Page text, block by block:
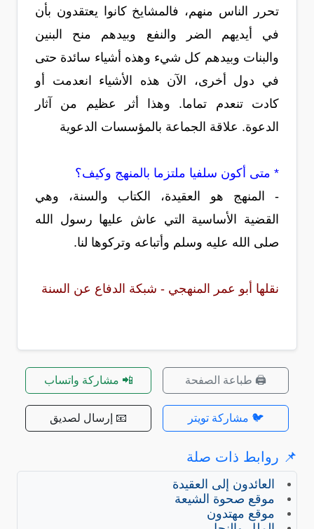
تحرر الناس منهم، فالمشايخ كانوا يعتقدون بأن
في أيديهم الضر والنفع وبيدهم منح البنين
والبنات وبيدهم كل شيء وهذه أشياء سائدة حتى
في دول أخرى، الآن هذه الأشياء انعدمت أو
كادت تنعدم تماما. وهذا أثر عظيم من آثار
الدعوة. علاقة الجماعة بالمؤسسات الدعوية
* متى أكون سلفيا ملتزما بالمنهج وكيف؟
- المنهج هو العقيدة، الكتاب والسنة، وهي
القضية الأساسية التي عاش عليها رسول الله
صلى الله عليه وسلم وأتباعه وتركوها لنا.
نقلها أبو عمر المنهجي - شبكة الدفاع عن السنة
🖨️ طباعة الصفحة 📲 مشاركة واتساب
🐦 مشاركة تويتر 📧 إرسال لصديق
📌 روابط ذات صلة
العائدون إلى العقيدة
موقع صحوة الشيعة
موقع مهتدون